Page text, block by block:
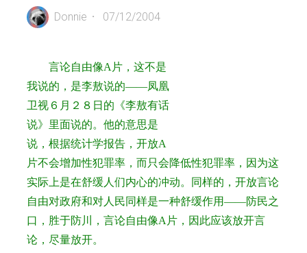
Donnie 07/12/2004
言论自由像A片，这不是
我说的，是李敖说的——凤凰
卫视６月２８日的《李敖有话
说》里面说的。他的意思是
说，根据统计学报告，开放A
片不会增加性犯罪率，而只会降低性犯罪率，因为这
实际上是在舒缓人们内心的冲动。同样的，开放言论
自由对政府和对人民同样是一种舒缓作用——防民之
口，胜于防川，言论自由像A片，因此应该放开言
论，尽量放开。